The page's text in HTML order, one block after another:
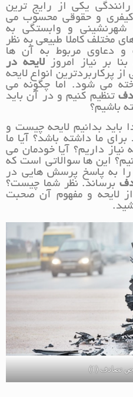
رانندگی یکی از رایج ترین
کیفری و حقوقی محسوب می
و وابستگی به
مختلف کاملا طبیعی به نظر
دعاوی مربوط به آن ها
بر نیاز امروز لایحه در
پرکاربردترین انواع لایحه
می شود. اما چگونه می
تنظیم کنیم و در آن باید
باشیم؟
باید بدانیم لایحه چیست و
ما داشته باشد؟ آیا ما
نیاز داریم؟ آیا خودمان می
این ها سوالاتی است که
را به پاسخ پرسش هایی در
برساند. نظر شما چیست؟
لایحه و مفهوم آن صحبت
تصادف (1)